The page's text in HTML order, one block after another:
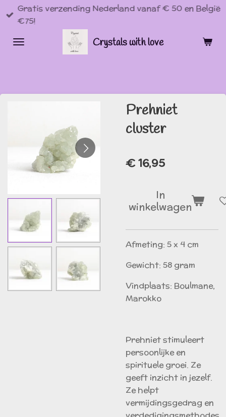
Ga
direct
Crystals with love
Gratis verzending Nederland vanaf € 50 en België
€75!
Prehniet
cluster
€ 16,95
In
winkelwagen
Afmeting: 5 x 4 cm
Gewicht: 58 gram
Vindplaats: Boulmane,
Marokko
Prehniet stimuleert
persoonlijke en
spirituele groei. Ze
geeft inzicht in jezelf.
Ze helpt
vermijdingsgedrag en